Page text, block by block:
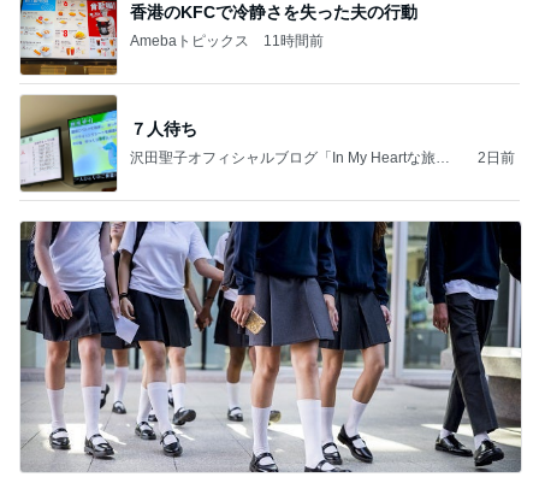
香港のKFCで冷静さを失った夫の行動
Amebaトピックス 11時間前
７人待ち
沢田聖子オフィシャルブログ「In My Heartな旅日
2日前